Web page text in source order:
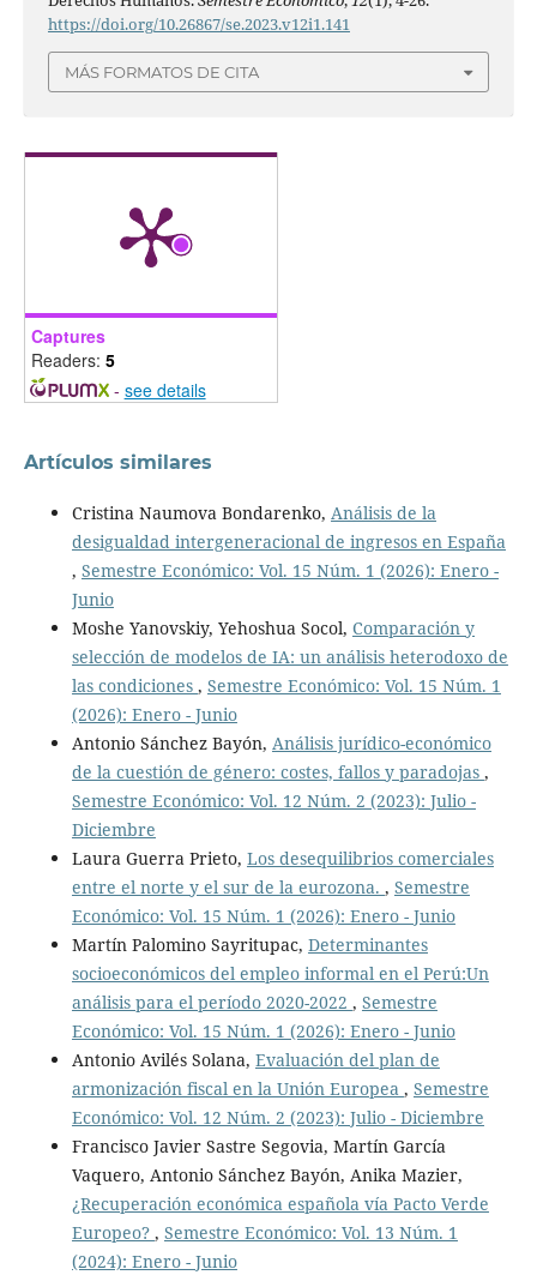
https://doi.org/10.26867/se.2023.v12i1.141
MÁS FORMATOS DE CITA
Captures
Readers: 5
- see details
Artículos similares
Cristina Naumova Bondarenko, Análisis de la
desigualdad intergeneracional de ingresos en España
, Semestre Económico: Vol. 15 Núm. 1 (2026): Enero -
Junio
Moshe Yanovskiy, Yehoshua Socol, Comparación y
selección de modelos de IA: un análisis heterodoxo de
las condiciones , Semestre Económico: Vol. 15 Núm. 1
(2026): Enero - Junio
Antonio Sánchez Bayón, Análisis jurídico-económico
de la cuestión de género: costes, fallos y paradojas ,
Semestre Económico: Vol. 12 Núm. 2 (2023): Julio -
Diciembre
Laura Guerra Prieto, Los desequilibrios comerciales
entre el norte y el sur de la eurozona. , Semestre
Económico: Vol. 15 Núm. 1 (2026): Enero - Junio
Martín Palomino Sayritupac, Determinantes
socioeconómicos del empleo informal en el Perú:Un
análisis para el período 2020-2022 , Semestre
Económico: Vol. 15 Núm. 1 (2026): Enero - Junio
Antonio Avilés Solana, Evaluación del plan de
armonización fiscal en la Unión Europea , Semestre
Económico: Vol. 12 Núm. 2 (2023): Julio - Diciembre
Francisco Javier Sastre Segovia, Martín García
Vaquero, Antonio Sánchez Bayón, Anika Mazier,
¿Recuperación económica española vía Pacto Verde
Europeo? , Semestre Económico: Vol. 13 Núm. 1
(2024): Enero - Junio